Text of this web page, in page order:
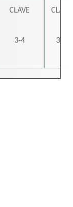
CLAVE
3-4
CLAVE
3-4